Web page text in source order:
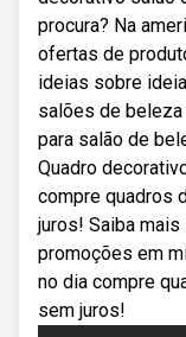
procura? Na
ofertas de
ideias sobre
salões de
para salão de
Quadro
compre quadros
juros! Saiba
promoções em
no dia compre
sem juros!